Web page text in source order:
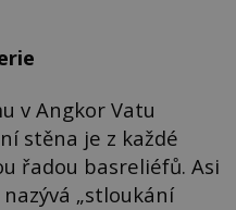
v Angkor Vatu
stěna je z každé
řadou basreliéfů. Asi
„stloukání